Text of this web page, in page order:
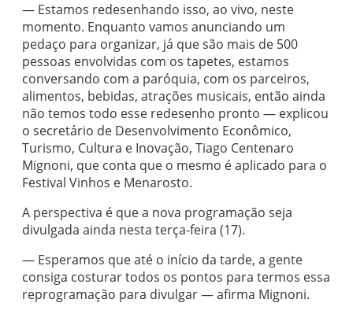
— Estamos redesenhando isso, ao vivo, neste
momento. Enquanto vamos anunciando um
pedaço para organizar, já que são mais de 500
pessoas envolvidas com os tapetes, estamos
conversando com a paróquia, com os parceiros,
alimentos, bebidas, atrações musicais, então ainda
não temos todo esse redesenho pronto — explicou
o secretário de Desenvolvimento Econômico,
Turismo, Cultura e Inovação, Tiago Centenaro
Mignoni, que conta que o mesmo é aplicado para o
Festival Vinhos e Menarosto.
A perspectiva é que a nova programação seja
divulgada ainda nesta terça-feira (17).
— Esperamos que até o início da tarde, a gente
consiga costurar todos os pontos para termos essa
reprogramação para divulgar — afirma Mignoni.